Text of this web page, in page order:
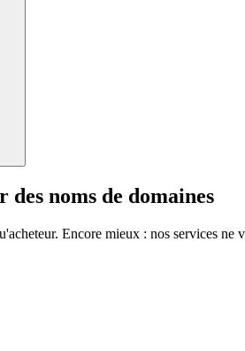
noms de domaines
Encore mieux : nos services ne